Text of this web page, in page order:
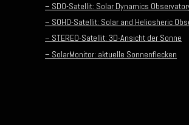
– SDO-Satellit: Solar Dynamics
– SOHO-Satellit: Solar and Heliosheric
– STEREO-Satellit: 3D-Ansicht der Sonne
– SolarMonitor: aktuelle Sonnenflecken